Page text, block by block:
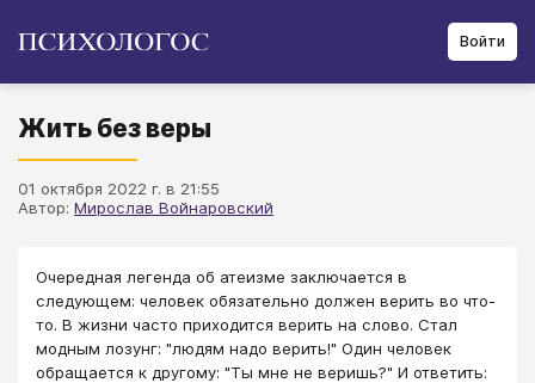
Войти
Жить без веры
01 октября 2022 г. в 21:55
Автор: Мирослав Войнаровский
Очередная легенда об атеизме заключается в
следующем: человек обязательно должен верить во что-
то. В жизни часто приходится верить на слово. Стал
модным лозунг: "людям надо верить!" Один человек
обращается к другому: "Ты мне не веришь?" И ответить: